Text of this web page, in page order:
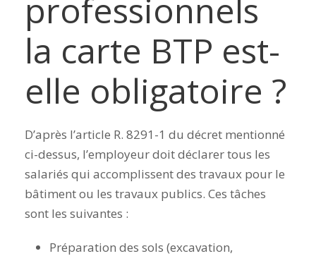
professionnels
la carte BTP est-
elle obligatoire ?
D’après l’article R. 8291-1 du décret mentionné
ci-dessus, l’employeur doit déclarer tous les
salariés qui accomplissent des travaux pour le
bâtiment ou les travaux publics. Ces tâches
sont les suivantes :
Préparation des sols (excavation,